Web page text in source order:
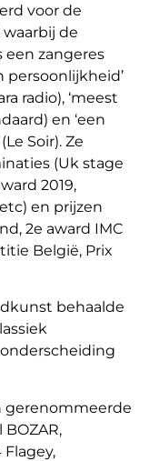
voor de
de
een zangeres
persoonlijkheid’
radio), ‘meest
en ‘een
Soir). Ze
(Uk stage
2019,
en prijzen
2e award IMC
België, Prix
behaalde
gerenommeerde
BOZAR,